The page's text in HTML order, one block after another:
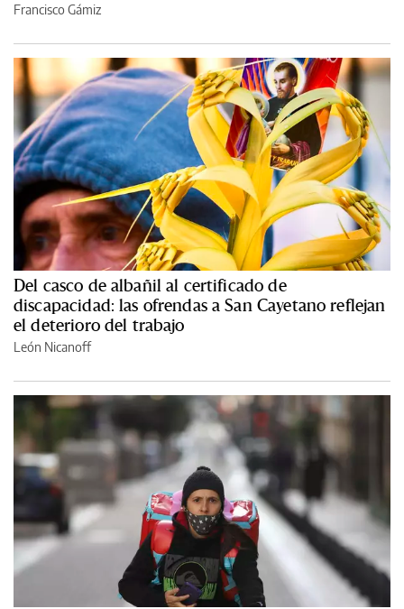
Francisco Gámiz
Del casco de albañil al certificado de
discapacidad: las ofrendas a San Cayetano reflejan
el deterioro del trabajo
León Nicanoff